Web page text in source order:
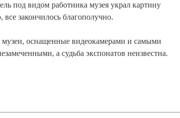
под видом работника музея украл картину
закончилось благополучно.
музеи, оснащенные видеокамерами и самыми
а судьба экспонатов неизвестна.